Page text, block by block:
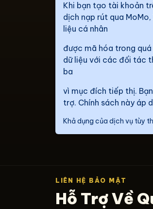
Khi bạn tạo tài khoản
dịch nạp rút qua
liệu cá nhân
được mã hóa trong
dữ liệu với các đối tác
ba
vì mục đích tiếp thị.
trợ. Chính sách này áp
Khả dụng của dịch vụ tùy
LIÊN HỆ BẢO MẬT
Hỗ Trợ Về